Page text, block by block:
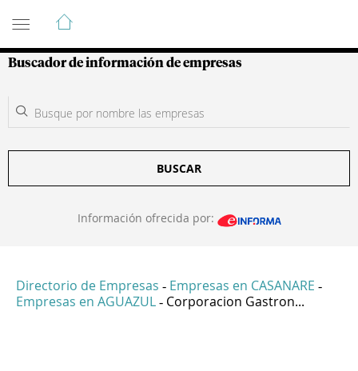
Guía de Empresas Colombianas
Buscador de información de empresas
BUSCAR
Información ofrecida por:
Directorio de Empresas - Empresas en CASANARE -
Empresas en AGUAZUL - Corporacion Gastron...